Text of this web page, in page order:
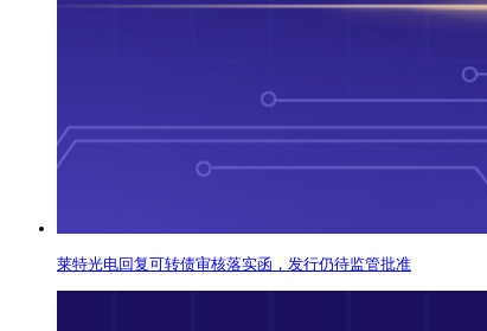
莱特光电回复可转债审核落实函，发行仍待监管批准